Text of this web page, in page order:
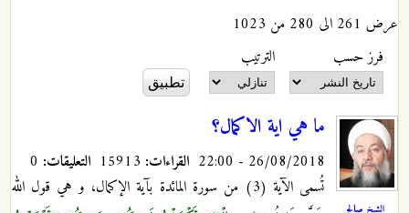
عرض 261 الى 280 من 1023
‏فرز حسب ‏
‏الترتيب ‏
الشيخ صالح
ما هي اية الاكمال؟
26/08/2018 - 22:00 القراءات: التعليقات:
تُسمى الآية (3) من سورة المائدة بآية الإكمال، و هي قول الله